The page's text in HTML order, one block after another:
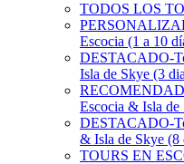
TODOS LOS
Escocia (1 a 10
DESTACADO-
Isla de Skye (3
Escocia & Isla de
DESTACADO-
& Isla de Skye (8
TOURS EN